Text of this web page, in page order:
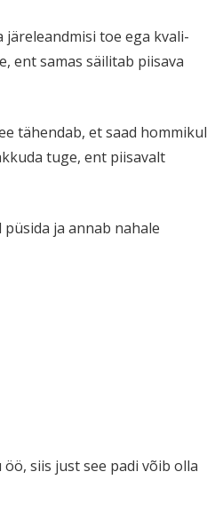
järele­andmisi toe ega kvali­
ent samas säilitab piisava
tähendab, et saad hommikul
tuge, ent piisavalt
ja annab nahale
siis just see padi võib olla